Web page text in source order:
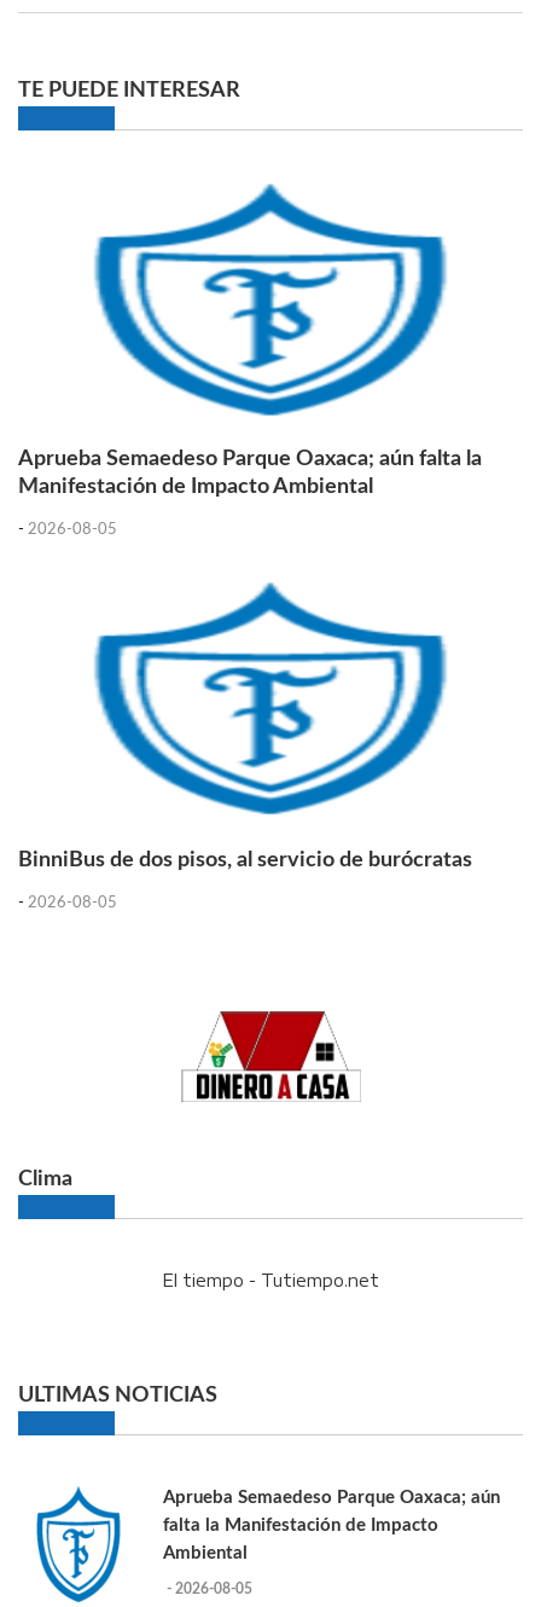
TE PUEDE INTERESAR
Aprueba Semaedeso Parque Oaxaca; aún falta la
Manifestación de Impacto Ambiental
- 2026-08-05
BinniBus de dos pisos, al servicio de burócratas
- 2026-08-05
Clima
El tiempo - Tutiempo.net
ULTIMAS NOTICIAS
Aprueba Semaedeso Parque Oaxaca; aún
falta la Manifestación de Impacto
Ambiental
- 2026-08-05